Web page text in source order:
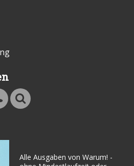
Alle Ausgaben von Warum! -